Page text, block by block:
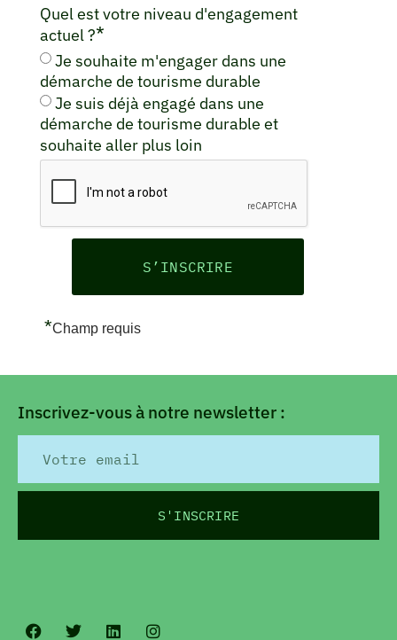
Quel est votre niveau d'engagement
actuel ?*
Je souhaite m'engager dans une
démarche de tourisme durable
Je suis déjà engagé dans une
démarche de tourisme durable et
souhaite aller plus loin
*Champ requis
Inscrivez-vous à notre newsletter :
S'INSCRIRE